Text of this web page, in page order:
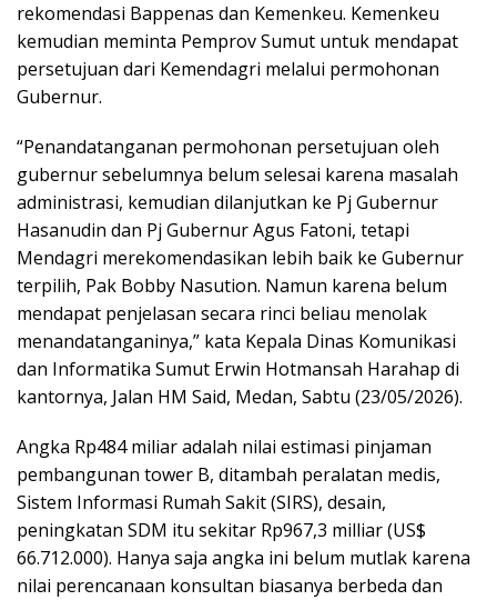
rekomendasi Bappenas dan Kemenkeu. Kemenkeu
kemudian meminta Pemprov Sumut untuk mendapat
persetujuan dari Kemendagri melalui permohonan
Gubernur.
“Penandatanganan permohonan persetujuan oleh
gubernur sebelumnya belum selesai karena masalah
administrasi, kemudian dilanjutkan ke Pj Gubernur
Hasanudin dan Pj Gubernur Agus Fatoni, tetapi
Mendagri merekomendasikan lebih baik ke Gubernur
terpilih, Pak Bobby Nasution. Namun karena belum
mendapat penjelasan secara rinci beliau menolak
menandatanganinya,” kata Kepala Dinas Komunikasi
dan Informatika Sumut Erwin Hotmansah Harahap di
kantornya, Jalan HM Said, Medan, Sabtu (23/05/2026).
Angka Rp484 miliar adalah nilai estimasi pinjaman
pembangunan tower B, ditambah peralatan medis,
Sistem Informasi Rumah Sakit (SIRS), desain,
peningkatan SDM itu sekitar Rp967,3 milliar (US$
66.712.000). Hanya saja angka ini belum mutlak karena
nilai perencanaan konsultan biasanya berbeda dan